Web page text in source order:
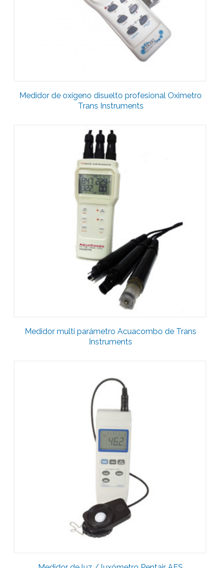
Medidor de oxígeno disuelto profesional Oximetro
Trans Instruments
Medidor multi parámetro Acuacombo de Trans
Instruments